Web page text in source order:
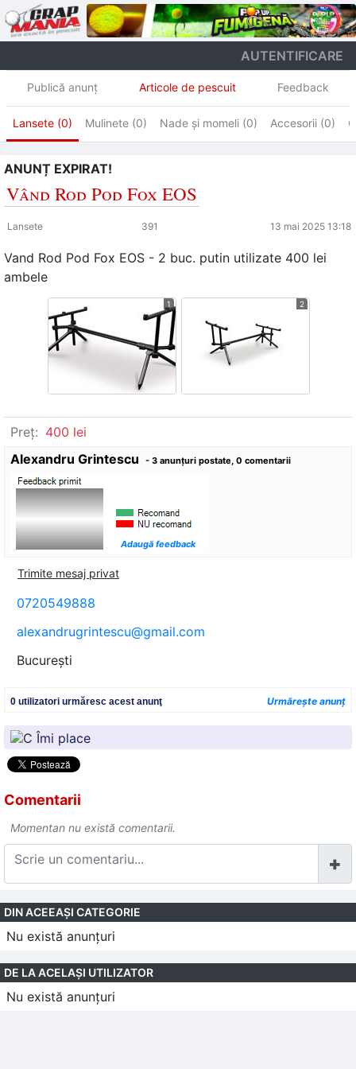
AUTENTIFICARE
Publică anunţ Articole de pescuit Feedback
Lansete (0) Mulinete (0) Nade și momeli (0) Accesorii (0)
ANUNȚ EXPIRAT!
Vând Rod Pod Fox EOS
Lansete 391 13 mai 2025 13:18
Vand Rod Pod Fox EOS - 2 buc. putin utilizate 400 lei
ambele
1 2
Preț: 400 lei
Alexandru Grintescu
- 3 anunţuri postate, 0 comentarii
Adaugă feedback
Trimite mesaj privat
0720549888
alexandrugrintescu@gmail.com
Bucureşti
0 utilizatori urmăresc acest anunţ Urmăreşte anunţ
Îmi place
Comentarii
Momentan nu există comentarii.
DIN ACEEAŞI CATEGORIE
Nu există anunţuri
DE LA ACELAŞI UTILIZATOR
Nu există anunţuri